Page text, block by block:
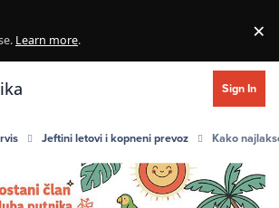
Learn more. ×
Sign In
Jeftini letovi i kopneni prevoz Kako